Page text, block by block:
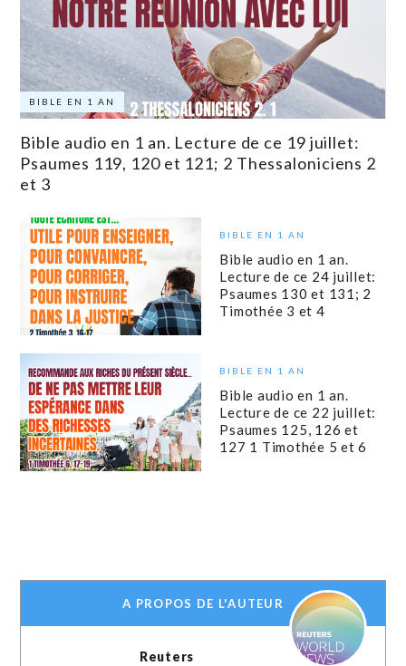
BIBLE EN 1 AN
Bible audio en 1 an. Lecture de ce 19 juillet:
Psaumes 119, 120 et 121; 2 Thessaloniciens 2
et 3
BIBLE EN 1 AN
Bible audio en 1 an.
Lecture de ce 24 juillet:
Psaumes 130 et 131; 2
Timothée 3 et 4
BIBLE EN 1 AN
Bible audio en 1 an.
Lecture de ce 22 juillet:
Psaumes 125, 126 et
127 1 Timothée 5 et 6
A PROPOS DE L'AUTEUR
Reuters